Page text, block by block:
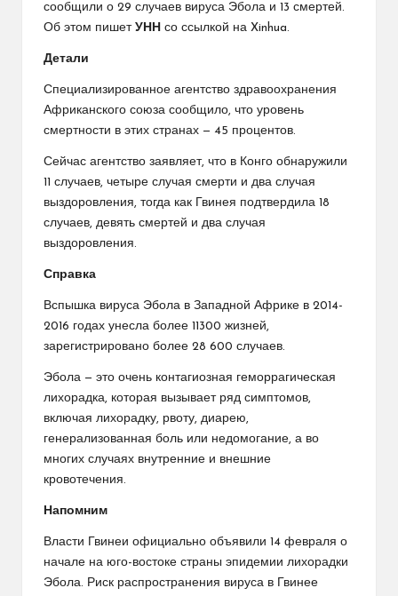
сообщили о 29 случаев вируса Эбола и 13 смертей.
Об этом пишет УНН со ссылкой на Xinhua.
Детали
Специализированное агентство здравоохранения
Африканского союза сообщило, что уровень
смертности в этих странах — 45 процентов.
Сейчас агентство заявляет, что в Конго обнаружили
11 случаев, четыре случая смерти и два случая
выздоровления, тогда как Гвинея подтвердила 18
случаев, девять смертей и два случая
выздоровления.
Справка
Вспышка вируса Эбола в Западной Африке в 2014-
2016 годах унесла более 11300 жизней,
зарегистрировано более 28 600 случаев.
Эбола — это очень контагиозная геморрагическая
лихорадка, которая вызывает ряд симптомов,
включая лихорадку, рвоту, диарею,
генерализованная боль или недомогание, а во
многих случаях внутренние и внешние
кровотечения.
Напомним
Власти Гвинеи официально объявили 14 февраля о
начале на юго-востоке страны эпидемии лихорадки
Эбола. Риск распространения вируса в Гвинее